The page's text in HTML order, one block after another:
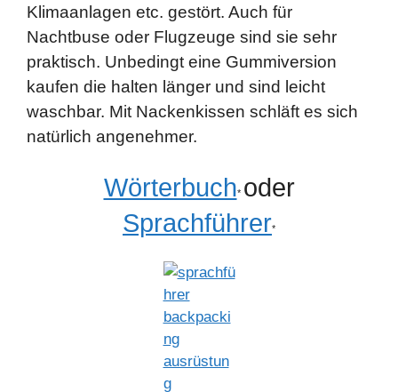
Klimaanlagen etc. gestört. Auch für
Nachtbuse oder Flugzeuge sind sie sehr
praktisch. Unbedingt eine Gummiversion
kaufen die halten länger und sind leicht
waschbar. Mit Nackenkissen schläft es sich
natürlich angenehmer.
Wörterbuch* oder
Sprachführer*